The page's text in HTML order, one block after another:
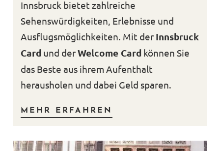
Innsbruck bietet zahlreiche
Sehenswürdigkeiten, Erlebnisse und
Ausflugsmöglichkeiten. Mit der Innsbruck
Cardund derWelcome Cardkönnen Sie
das Beste aus ihrem Aufenthalt
herausholen und dabei Geld sparen.
MEHR ERFAHREN